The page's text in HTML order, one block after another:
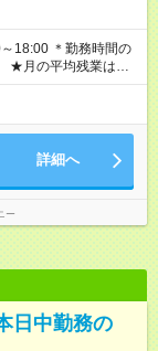
一） ◆給与に
◎残業手当 ◎住宅手
手当 ◎単身手当 ◎残
により異なります
用時と同じです。
18:00 ＊勤務時間の
に減らしていきます
シ。残業分は1分単
★月の平均
さらに減らしてい
詳細へ
ー
日中勤務の